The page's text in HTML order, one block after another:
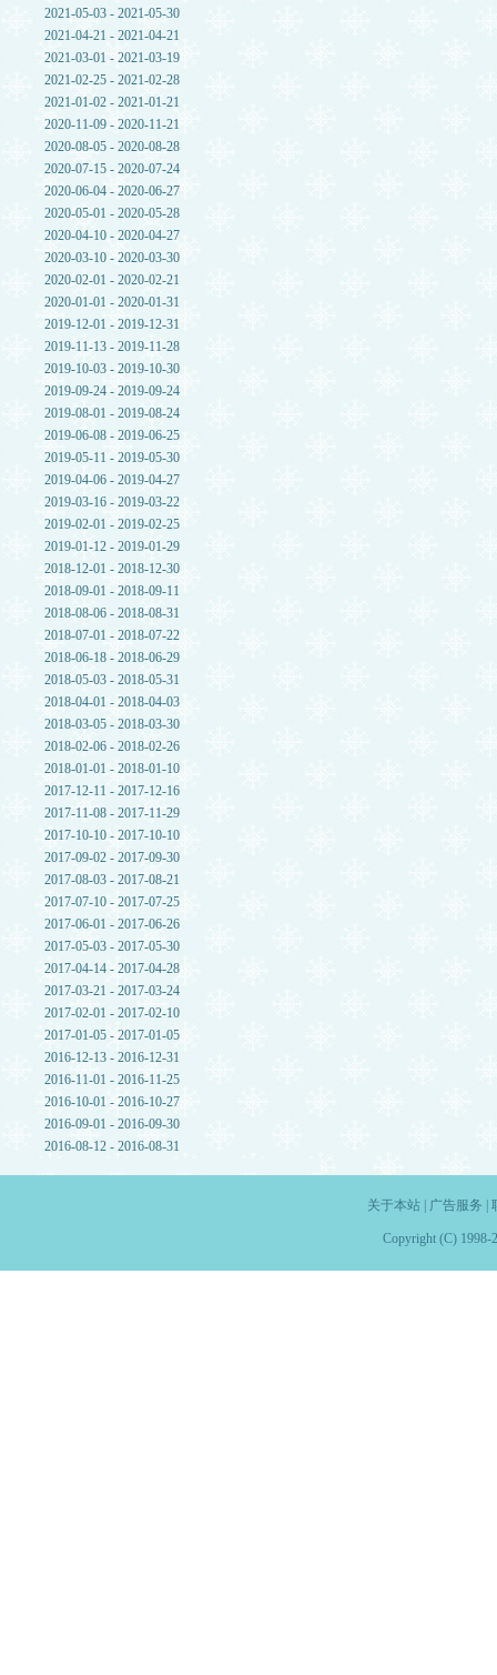
2021-05-03 - 2021-05-30
2021-04-21 - 2021-04-21
2021-03-01 - 2021-03-19
2021-02-25 - 2021-02-28
2021-01-02 - 2021-01-21
2020-11-09 - 2020-11-21
2020-08-05 - 2020-08-28
2020-07-15 - 2020-07-24
2020-06-04 - 2020-06-27
2020-05-01 - 2020-05-28
2020-04-10 - 2020-04-27
2020-03-10 - 2020-03-30
2020-02-01 - 2020-02-21
2020-01-01 - 2020-01-31
2019-12-01 - 2019-12-31
2019-11-13 - 2019-11-28
2019-10-03 - 2019-10-30
2019-09-24 - 2019-09-24
2019-08-01 - 2019-08-24
2019-06-08 - 2019-06-25
2019-05-11 - 2019-05-30
2019-04-06 - 2019-04-27
2019-03-16 - 2019-03-22
2019-02-01 - 2019-02-25
2019-01-12 - 2019-01-29
2018-12-01 - 2018-12-30
2018-09-01 - 2018-09-11
2018-08-06 - 2018-08-31
2018-07-01 - 2018-07-22
2018-06-18 - 2018-06-29
2018-05-03 - 2018-05-31
2018-04-01 - 2018-04-03
2018-03-05 - 2018-03-30
2018-02-06 - 2018-02-26
2018-01-01 - 2018-01-10
2017-12-11 - 2017-12-16
2017-11-08 - 2017-11-29
2017-10-10 - 2017-10-10
2017-09-02 - 2017-09-30
2017-08-03 - 2017-08-21
2017-07-10 - 2017-07-25
2017-06-01 - 2017-06-26
2017-05-03 - 2017-05-30
2017-04-14 - 2017-04-28
2017-03-21 - 2017-03-24
2017-02-01 - 2017-02-10
2017-01-05 - 2017-01-05
2016-12-13 - 2016-12-31
2016-11-01 - 2016-11-25
2016-10-01 - 2016-10-27
2016-09-01 - 2016-09-30
2016-08-12 - 2016-08-31
关于本站| 广告服务
Copyright (C) 1998-